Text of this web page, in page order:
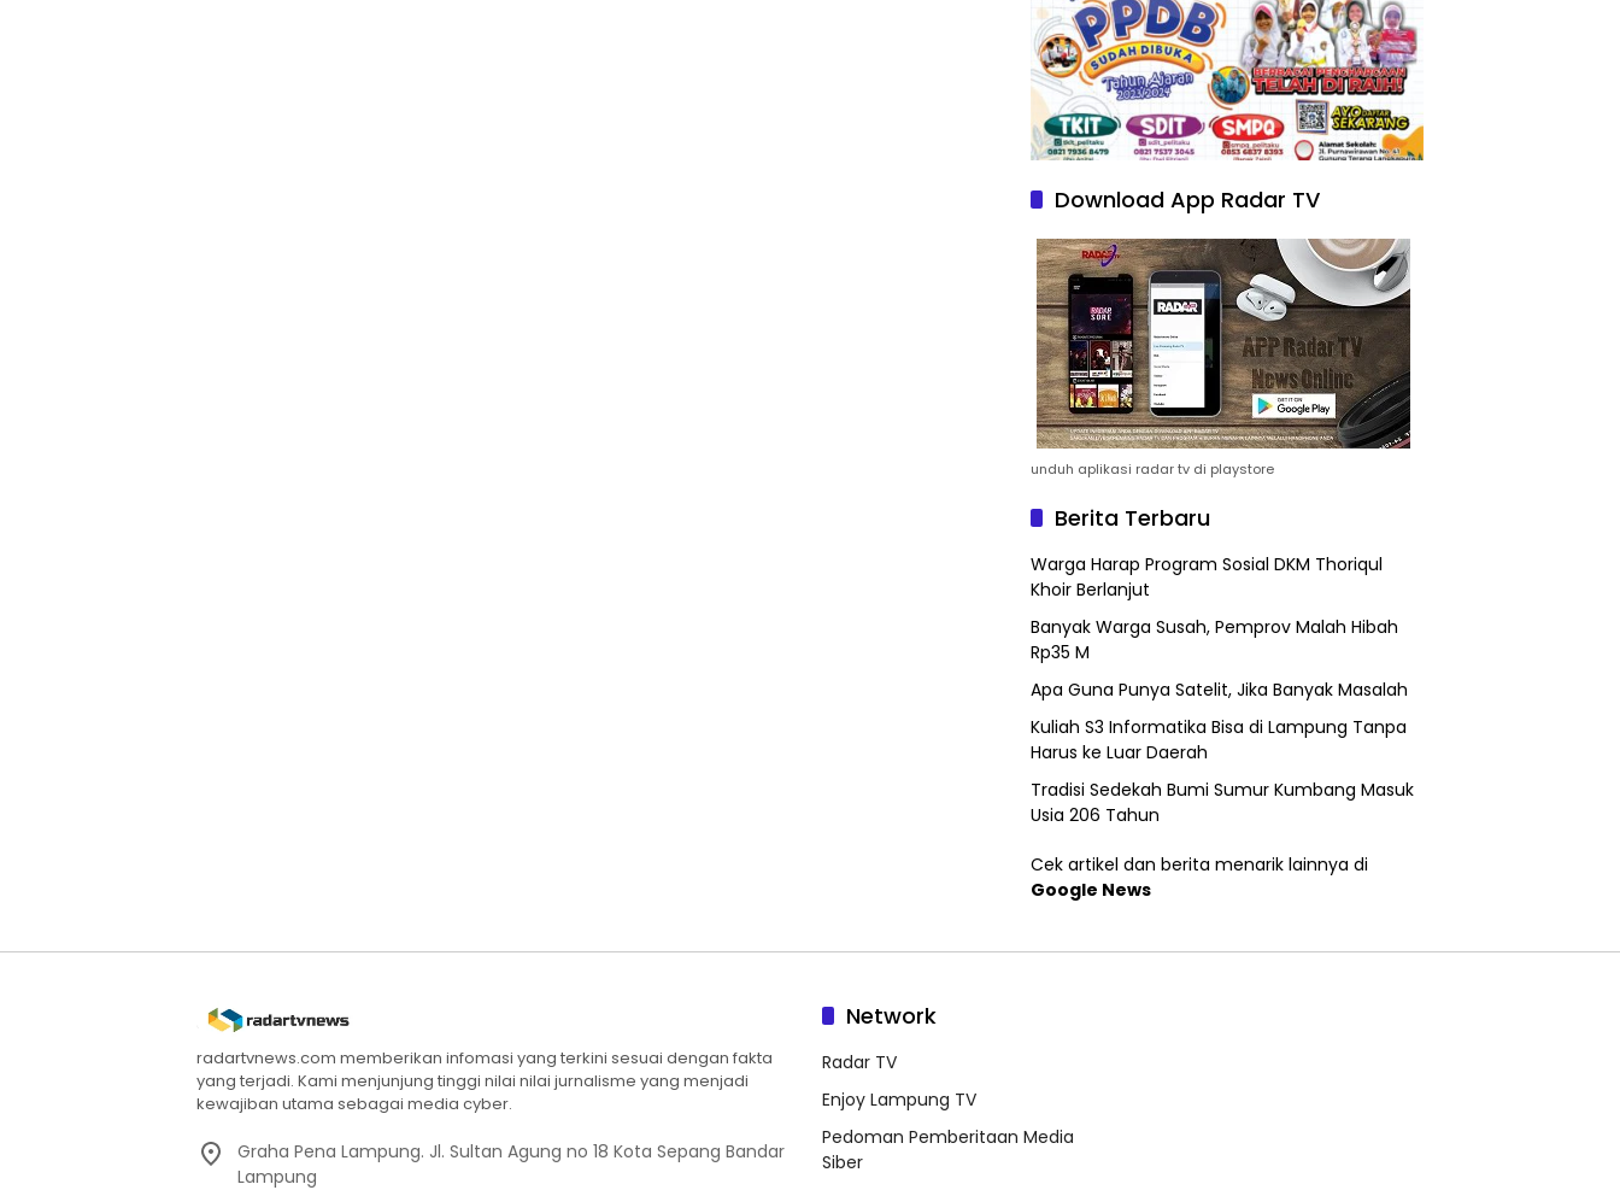
Download App Radar TV
unduh aplikasi radar tv di playstore
Berita Terbaru
Warga Harap Program Sosial DKM Thoriqul
Khoir Berlanjut
Banyak Warga Susah, Pemprov Malah Hibah
Rp35 M
Apa Guna Punya Satelit, Jika Banyak Masalah
Kuliah S3 Informatika Bisa di Lampung Tanpa
Harus ke Luar Daerah
Tradisi Sedekah Bumi Sumur Kumbang Masuk
Usia 206 Tahun
Cek artikel dan berita menarik lainnya di
Google News
radartvnews.com memberikan infomasi yang terkini sesuai dengan fakta
yang terjadi. Kami menjunjung tinggi nilai nilai jurnalisme yang menjadi
kewajiban utama sebagai media cyber.
Graha Pena Lampung. Jl. Sultan Agung no 18 Kota Sepang Bandar
Lampung
Network
Radar TV
Enjoy Lampung TV
Pedoman Pemberitaan Media
Siber